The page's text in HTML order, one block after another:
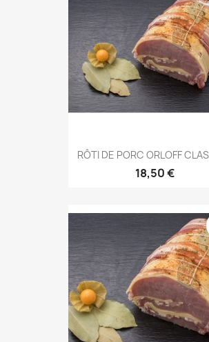
RÔTI DE PORC ORLOFF
18,50 €